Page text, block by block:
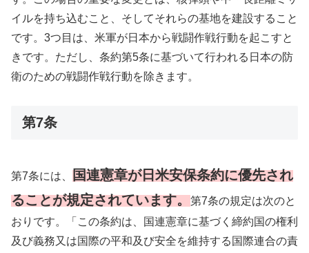
イルを持ち込むこと、そしてそれらの基地を建設すること
です。3つ目は、米軍が日本から戦闘作戦行動を起こすと
きです。ただし、条約第5条に基づいて行われる日本の防
衛のための戦闘作戦行動を除きます。
第7条
第7条には、 国連憲章が日米安保条約に優先され
ることが規定されています。第7条の規定は次のと
おりです。「この条約は、国連憲章に基づく締約国の権利
及び義務又は国際の平和及び安全を維持する国際連合の責